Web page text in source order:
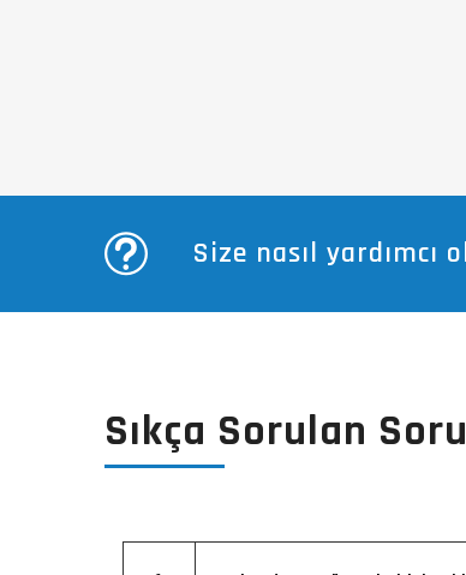
Size nasıl yardımcı
Sıkça Sorulan